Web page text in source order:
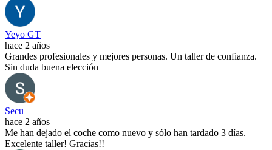
Yeyo GT
hace 2 años
Grandes profesionales y mejores personas. Un taller de confianza.
Sin duda buena elección
Secu
hace 2 años
Me han dejado el coche como nuevo y sólo han tardado 3 días.
Excelente taller! Gracias!!